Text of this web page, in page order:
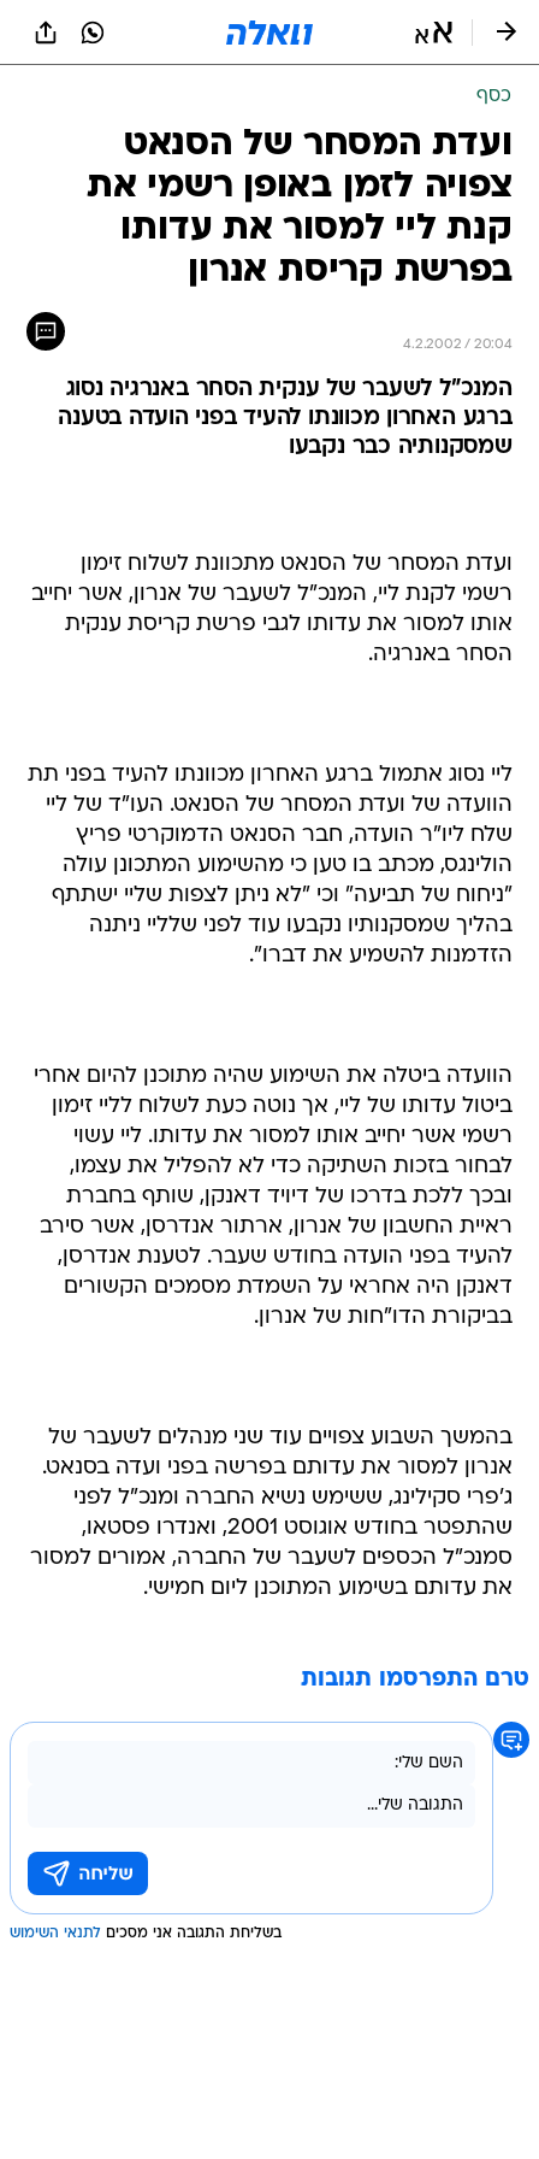
כסף
ועדת המסחר של הסנאט
צפויה לזמן באופן רשמי את
קנת ליי למסור את עדותו
בפרשת קריסת אנרון
4.2.2002 / 20:04
המנכ"ל לשעבר של ענקית הסחר באנרגיה נסוג
ברגע האחרון מכוונתו להעיד בפני הועדה בטענה
שמסקנותיה כבר נקבעו
ועדת המסחר של הסנאט מתכוונת לשלוח זימון
רשמי לקנת ליי, המנכ"ל לשעבר של אנרון, אשר יחייב
אותו למסור את עדותו לגבי פרשת קריסת ענקית
הסחר באנרגיה.
ליי נסוג אתמול ברגע האחרון מכוונתו להעיד בפני תת
הוועדה של ועדת המסחר של הסנאט. העו"ד של ליי
שלח ליו"ר הועדה, חבר הסנאט הדמוקרטי פריץ
הולינגס, מכתב בו טען כי מהשימוע המתכונן עולה
"ניחוח של תביעה" וכי "לא ניתן לצפות שליי ישתתף
בהליך שמסקנותיו נקבעו עוד לפני שלליי ניתנה
הזדמנות להשמיע את דברו".
הוועדה ביטלה את השימוע שהיה מתוכנן להיום אחרי
ביטול עדותו של ליי, אך נוטה כעת לשלוח לליי זימון
רשמי אשר יחייב אותו למסור את עדותו. ליי עשוי
לבחור בזכות השתיקה כדי לא להפליל את עצמו,
ובכך ללכת בדרכו של דיויד דאנקן, שותף בחברת
ראיית החשבון של אנרון, ארתור אנדרסן, אשר סירב
להעיד בפני הועדה בחודש שעבר. לטענת אנדרסן,
דאנקן היה אחראי על השמדת מסמכים הקשורים
בביקורת הדו"חות של אנרון.
בהמשך השבוע צפויים עוד שני מנהלים לשעבר של
אנרון למסור את עדותם בפרשה בפני ועדה בסנאט.
ג'פרי סקילינג, ששימש נשיא החברה ומנכ"ל לפני
שהתפטר בחודש אוגוסט 2001, ואנדרו פסטאו,
סמנכ"ל הכספים לשעבר של החברה, אמורים למסור
את עדותם בשימוע המתוכנן ליום חמישי.
טרם התפרסמו תגובות
בשליחת התגובה אני מסכים לתנאי השימוש